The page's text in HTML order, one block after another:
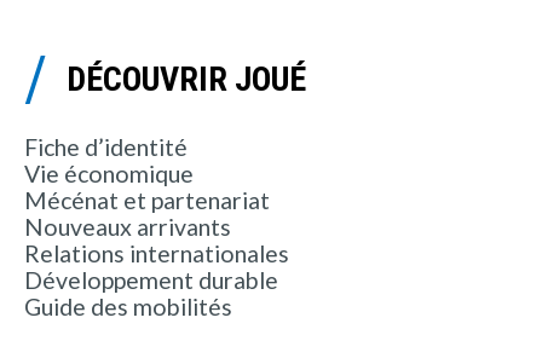
DÉCOUVRIR JOUÉ
Fiche d’identité
Vie économique
Mécénat et partenariat
Nouveaux arrivants
Relations internationales
Développement durable
Guide des mobilités